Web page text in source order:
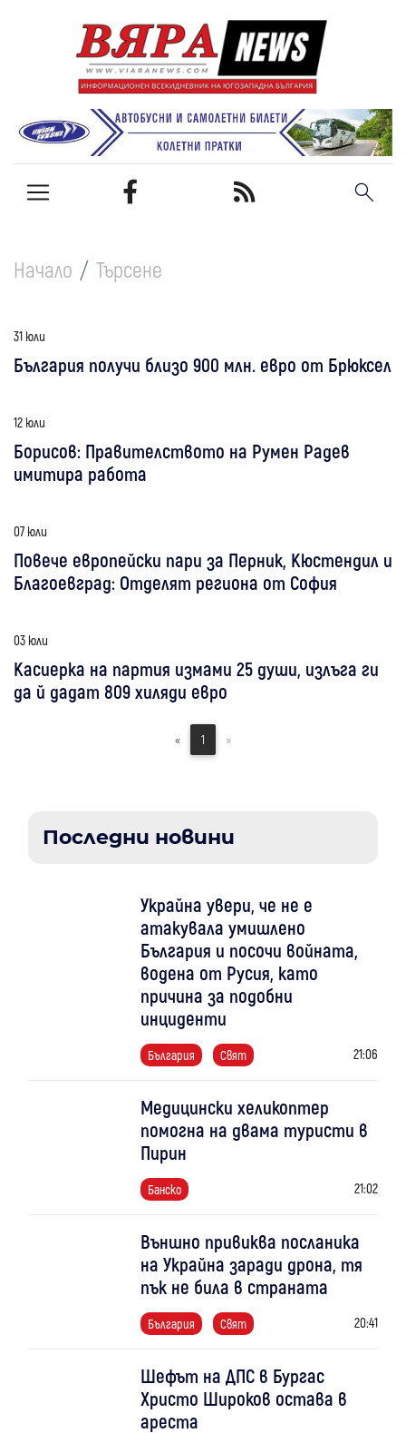
Начало Търсене
31 юли
България получи близо 900 млн. евро от Брюксел
12 юли
Борисов: Правителството на Румен Радев
имитира работа
07 юли
Повече европейски пари за Перник, Кюстендил и
Благоевград: Отделят региона от София
03 юли
Касиерка на партия измами 25 души, излъга ги
да й дадат 809 хиляди евро
« 1 »
Последни новини
Украйна увери, че не е
атакувала умишлено
България и посочи войната,
водена от Русия, като
причина за подобни
инциденти
България Свят 21:06
Медицински хеликоптер
помогна на двама туристи в
Пирин
Банско 21:02
Външно привиква посланика
на Украйна заради дрона, тя
пък не била в страната
България Свят 20:41
Шефът на ДПС в Бургас
Христо Широков остава в
ареста